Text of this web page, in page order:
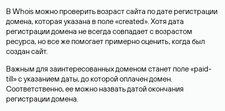
В Whois можно проверить возраст сайта по дате регистрации
домена, которая указана в поле «created». Хотя дата
регистрации домена не всегда совпадает с возрастом
ресурса, но все же помогает примерно оценить, когда был
создан сайт.
Важным для заинтересованных доменом станет поле «paid-
till» с указанием даты, до которой оплачен домен.
Соответственно, ее можно назвать датой окончания
регистрации домена.